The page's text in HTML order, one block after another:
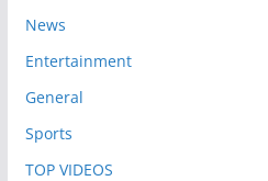
News
Entertainment
General
Sports
TOP VIDEOS